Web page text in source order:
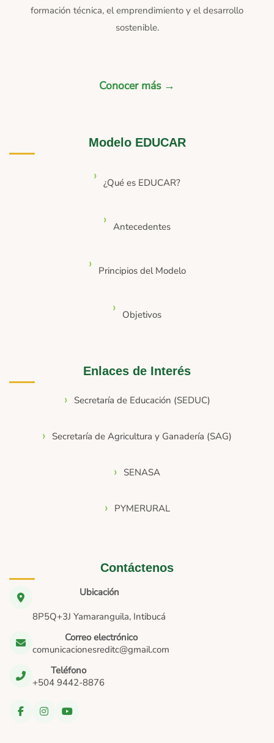
formación técnica, el emprendimiento y el desarrollo
sostenible.
Conocer más →
Modelo EDUCAR
¿Qué es EDUCAR?
Antecedentes
Principios del Modelo
Objetivos
Enlaces de Interés
Secretaría de Educación (SEDUC)
Secretaría de Agricultura y Ganadería (SAG)
SENASA
PYMERURAL
Contáctenos
Ubicación
8P5Q+3J Yamaranguila, Intibucá
Correo electrónico
comunicacionesreditc@gmail.com
Teléfono
+504 9442-8876